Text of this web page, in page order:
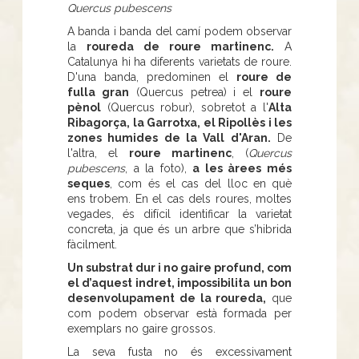
Quercus pubescens
A banda i banda del camí podem observar
la roureda de roure martinenc. A
Catalunya hi ha diferents varietats de roure.
D'una banda, predominen el roure de
fulla gran (Quercus petrea) i el roure
pènol (Quercus robur), sobretot a l'Alta
Ribagorça, la Garrotxa, el Ripollès i les
zones humides de la Vall d'Aran. De
l'altra, el roure martinenc , (Quercus
pubescens, a la foto), a les àrees més
seques , com és el cas del lloc en què
ens trobem. En el cas dels roures, moltes
vegades, és difícil identificar la varietat
concreta, ja que és un arbre que s’hibrida
fàcilment.
Un substrat dur i no gaire profund, com
el d’aquest indret, impossibilita un bon
desenvolupament de la roureda, que
com podem observar està formada per
exemplars no gaire grossos.
La seva fusta no és excessivament